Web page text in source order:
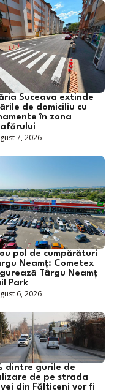
Suceava extinde
de domiciliu cu
în zona
7, 2026
pol de cumpărături
Neamț: Cometex
Târgu Neamț
Park
6, 2026
dintre gurile de
de pe strada
din Fălticeni vor fi